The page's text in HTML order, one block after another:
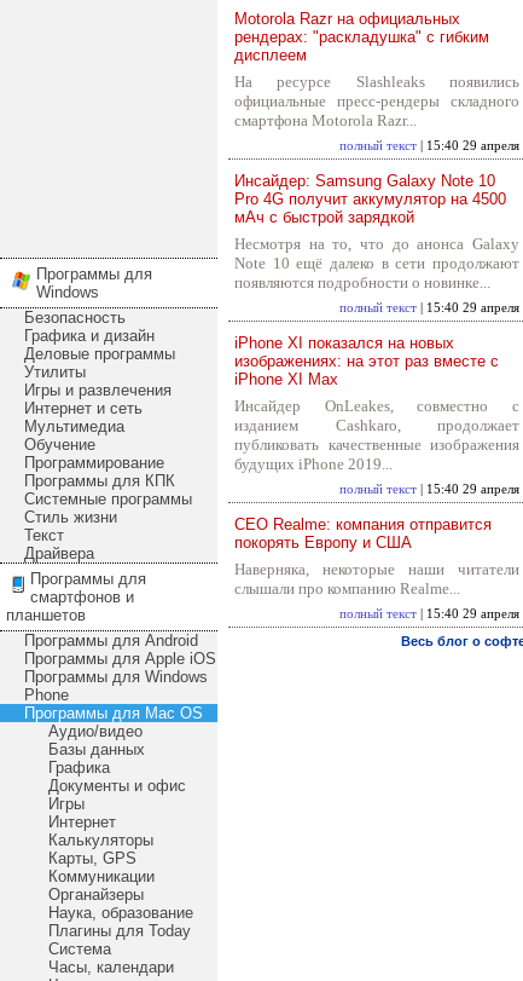
Программы для
Windows
Безопасность
Графика и дизайн
Деловые программы
Утилиты
Игры и развлечения
Интернет и сеть
Мультимедиа
Обучение
Программирование
Программы для КПК
Системные программы
Стиль жизни
Текст
Драйвера
Программы для
смартфонов и
планшетов
Программы для Android
Программы для Apple iOS
Программы для Windows
Phone
Программы для Mac OS
Аудио/видео
Базы данных
Графика
Документы и офис
Игры
Интернет
Калькуляторы
Карты, GPS
Коммуникации
Органайзеры
Наука, образование
Плагины для Today
Система
Часы, календари
Motorola Razr на официальных
рендерах: "раскладушка" с гибким
дисплеем
На ресурсе Slashleaks появились
официальные пресс-рендеры складного
смартфона Motorola Razr...
полный текст | 15:40 29 апреля
Инсайдер: Samsung Galaxy Note 10
Pro 4G получит аккумулятор на 4500
мАч с быстрой зарядкой
Несмотря на то, что до анонса Galaxy
Note 10 ещё далеко в сети продолжают
появляются подробности о новинке...
полный текст | 15:40 29 апреля
iPhone XI показался на новых
изображениях: на этот раз вместе с
iPhone XI Max
Инсайдер OnLeakes, совместно с
изданием Cashkaro, продолжает
публиковать качественные изображения
будущих iPhone 2019...
полный текст | 15:40 29 апреля
CEO Realme: компания отправится
покорять Европу и США
Наверняка, некоторые наши читатели
слышали про компанию Realme...
полный текст | 15:40 29 апреля
Весь блог о